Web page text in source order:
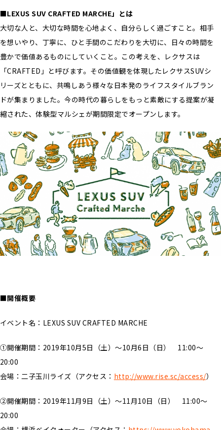
■LEXUS SUV CRAFTED MARCHE」とは
大切な人と、大切な時間を心地よく、自分らしく過ごすこと。相手
を想いやり、丁寧に、ひと手間のこだわりを大切に、日々の時間を
豊かで価値あるものにしていくこと。この考えを、レクサスは
「CRAFTED」と呼びます。その価値観を体現したレクサスSUVシ
リーズとともに、共鳴しあう様々な日本発のライフスタイルブラン
ドが集まりました。今の時代の暮らしをもっと素敵にする提案が凝
縮された、体験型マルシェが期間限定でオープンします。
■開催概要
イベント名：LEXUS SUV CRAFTED MARCHE
①開催期間：2019年10月5日（土）～10月6日（日） 11:00〜
20:00
会場：二子玉川ライズ（アクセス： http://www.rise.sc/access/）
②開催期間：2019年11月9日（土）～11月10日（日） 11:00〜
20:00